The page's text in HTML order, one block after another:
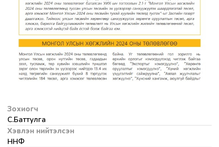
Зохиогч
С.Баттулга
Хэвлэн нийтэлсэн
ННФ